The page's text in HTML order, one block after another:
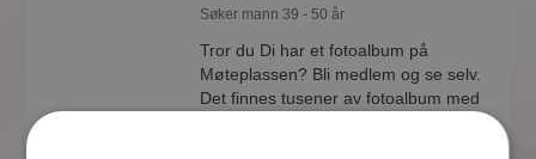
Søker mann 39 - 50 år
Tror du Di har et fotoalbum på
Møteplassen? Bli medlem og se selv.
Det finnes tusener av fotoalbum med